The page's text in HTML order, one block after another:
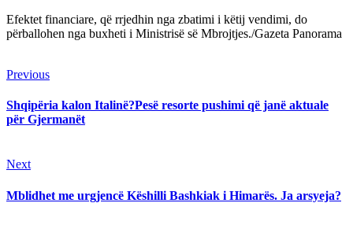
Efektet financiare, që rrjedhin nga zbatimi i këtij vendimi, do
përballohen nga buxheti i Ministrisë së Mbrojtjes./Gazeta Panorama
Continue
Reading
PreviousPrevious
Shqipëria kalon Italinë?Pesë resorte pushimi që janë aktuale
për Gjermanët
NextNext
Mblidhet me urgjencë Këshilli Bashkiak i Himarës. Ja arsyeja?